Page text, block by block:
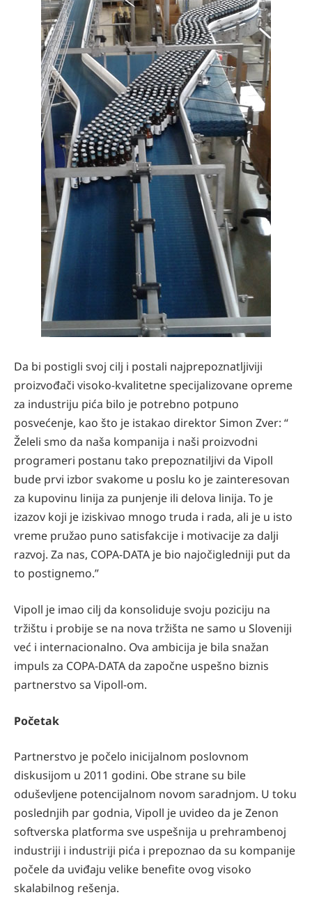
Da bi postigli svoj cilj i postali najprepoznatljiviji
proizvođači visoko-kvalitetne specijalizovane opreme
za industriju pića bilo je potrebno potpuno
posvećenje, kao što je istakao direktor Simon Zver: “
Želeli smo da naša kompanija i naši proizvodni
programeri postanu tako prepoznatiljivi da Vipoll
bude prvi izbor svakome u poslu ko je zainteresovan
za kupovinu linija za punjenje ili delova linija. To je
izazov koji je iziskivao mnogo truda i rada, ali je u isto
vreme pružao puno satisfakcije i motivacije za dalji
razvoj. Za nas, COPA-DATA je bio najočigledniji put da
to postignemo.”
Vipoll je imao cilj da konsoliduje svoju poziciju na
tržištu i probije se na nova tržišta ne samo u Sloveniji
već i internacionalno. Ova ambicija je bila snažan
impuls za COPA-DATA da započne uspešno biznis
partnerstvo sa Vipoll-om.
Početak
Partnerstvo je počelo inicijalnom poslovnom
diskusijom u 2011 godini. Obe strane su bile
oduševljene potencijalnom novom saradnjom. U toku
poslednjih par godnia, Vipoll je uvideo da je Zenon
softverska platforma sve uspešnija u prehrambenoj
industriji i industriji pića i prepoznao da su kompanije
počele da uviđaju velike benefite ovog visoko
skalabilnog rešenja.